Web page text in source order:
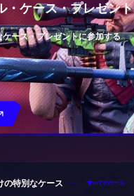
・ケース・プレゼント
ース・プレゼントに参加する
の特別なケース すべてのケース